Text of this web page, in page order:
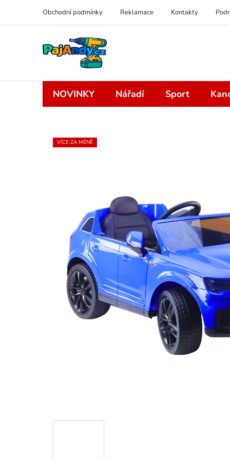
obsah
Obchodní podmínky Reklamace Kontakty
NOVINKY Nářadí Sport
VÍCE ZA MÉNĚ